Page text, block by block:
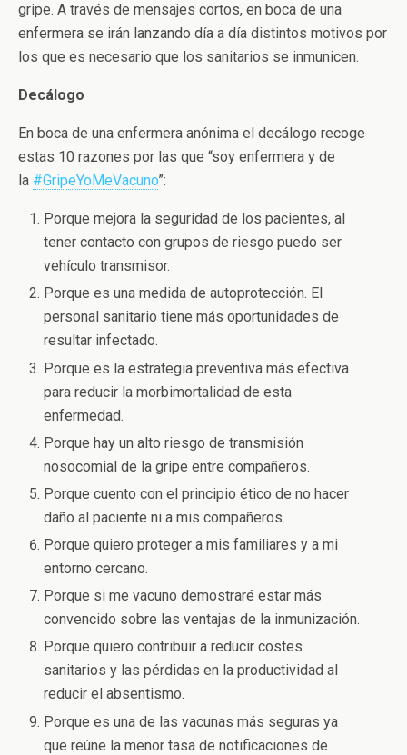
gripe. A través de mensajes cortos, en boca de una
enfermera se irán lanzando día a día distintos motivos por
los que es necesario que los sanitarios se inmunicen.
Decálogo
En boca de una enfermera anónima el decálogo recoge
estas 10 razones por las que “soy enfermera y de
la #GripeYoMeVacuno”:
Porque mejora la seguridad de los pacientes, al
tener contacto con grupos de riesgo puedo ser
vehículo transmisor.
Porque es una medida de autoprotección. El
personal sanitario tiene más oportunidades de
resultar infectado.
Porque es la estrategia preventiva más efectiva
para reducir la morbimortalidad de esta
enfermedad.
Porque hay un alto riesgo de transmisión
nosocomial de la gripe entre compañeros.
Porque cuento con el principio ético de no hacer
daño al paciente ni a mis compañeros.
Porque quiero proteger a mis familiares y a mi
entorno cercano.
Porque si me vacuno demostraré estar más
convencido sobre las ventajas de la inmunización.
Porque quiero contribuir a reducir costes
sanitarios y las pérdidas en la productividad al
reducir el absentismo.
Porque es una de las vacunas más seguras ya
que reúne la menor tasa de notificaciones de